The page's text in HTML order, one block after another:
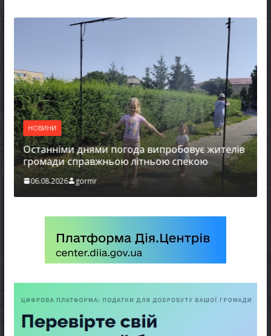
днями погода випробовує жителів
справжньою літньою спекою
gormr
НОВИНИ